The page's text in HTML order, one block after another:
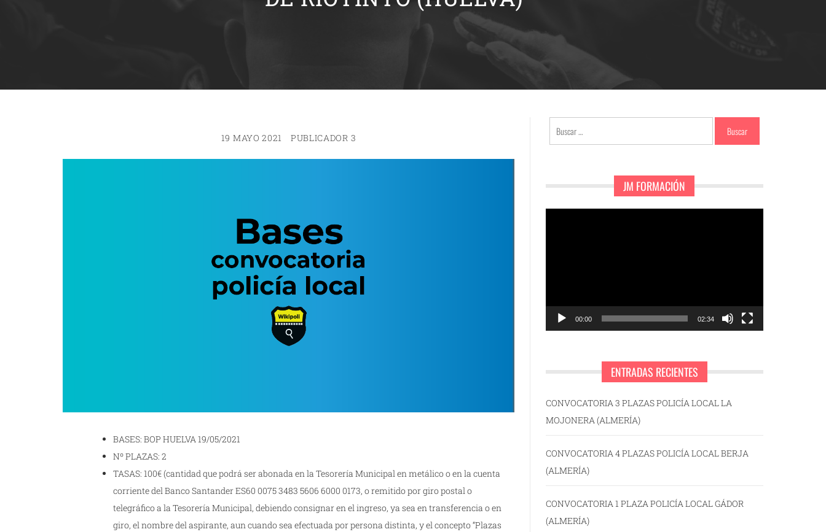
19 MAYO 2021 PUBLICADOR 3
BASES: BOP HUELVA 19/05/2021
Nº PLAZAS: 2
TASAS: 100€ (cantidad que podrá ser abonada en la Tesorería Municipal en metálico o en la cuenta
corriente del Banco Santander ES60 0075 3483 5606 6000 0173, o remitido por giro postal o
telegráfico a la Tesorería Municipal, debiendo consignar en el ingreso, ya sea en transferencia o en
giro, el nombre del aspirante, aun cuando sea efectuada por persona distinta, y el concepto “Plazas
Buscar:
JM FORMACIÓN
00:00 02:34
ENTRADAS RECIENTES
CONVOCATORIA 3 PLAZAS POLICÍA LOCAL LA
MOJONERA (ALMERÍA)
CONVOCATORIA 4 PLAZAS POLICÍA LOCAL BERJA
(ALMERÍA)
CONVOCATORIA 1 PLAZA POLICÍA LOCAL GÁDOR
(ALMERÍA)